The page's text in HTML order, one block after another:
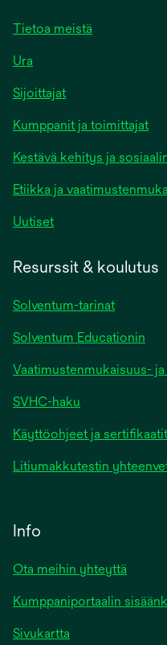
Tietoa meistä
Ura
Sijoittajat
Kumppanit ja toimittajat
Kestävä kehitys ja
Etiikka ja
Uutiset
Resurssit & koulutus
Solventum-tarinat
Solventum Educationin
Vaatimustenmukaisuus-
SVHC-haku
Käyttöohjeet ja sertifikaatit
Litiumakkutestin
Info
Ota meihin yhteyttä
Kumppaniportaalin
Sivukartta